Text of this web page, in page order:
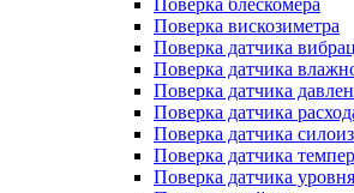
Поверка блескомера
Поверка вискозиметра
Поверка датчика
Поверка датчика
Поверка датчика
Поверка датчика
Поверка датчика
Поверка датчика
Поверка датчика уровня